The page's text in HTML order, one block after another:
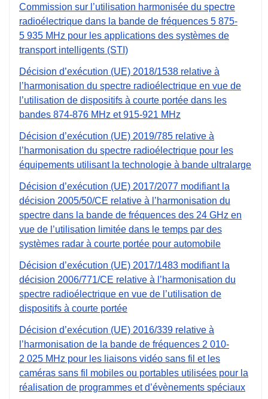
Commission sur l’utilisation harmonisée du spectre
radioélectrique dans la bande de fréquences 5 875-
5 935 MHz pour les applications des systèmes de
transport intelligents (STI)
Décision d’exécution (UE) 2018/1538 relative à
l’harmonisation du spectre radioélectrique en vue de
l’utilisation de dispositifs à courte portée dans les
bandes 874-876 MHz et 915-921 MHz
Décision d’exécution (UE) 2019/785 relative à
l’harmonisation du spectre radioélectrique pour les
équipements utilisant la technologie à bande ultralarge
Décision d’exécution (UE) 2017/2077 modifiant la
décision 2005/50/CE relative à l’harmonisation du
spectre dans la bande de fréquences des 24 GHz en
vue de l’utilisation limitée dans le temps par des
systèmes radar à courte portée pour automobile
Décision d’exécution (UE) 2017/1483 modifiant la
décision 2006/771/CE relative à l’harmonisation du
spectre radioélectrique en vue de l’utilisation de
dispositifs à courte portée
Décision d’exécution (UE) 2016/339 relative à
l’harmonisation de la bande de fréquences 2 010-
2 025 MHz pour les liaisons vidéo sans fil et les
caméras sans fil mobiles ou portables utilisées pour la
réalisation de programmes et d’évènements spéciaux